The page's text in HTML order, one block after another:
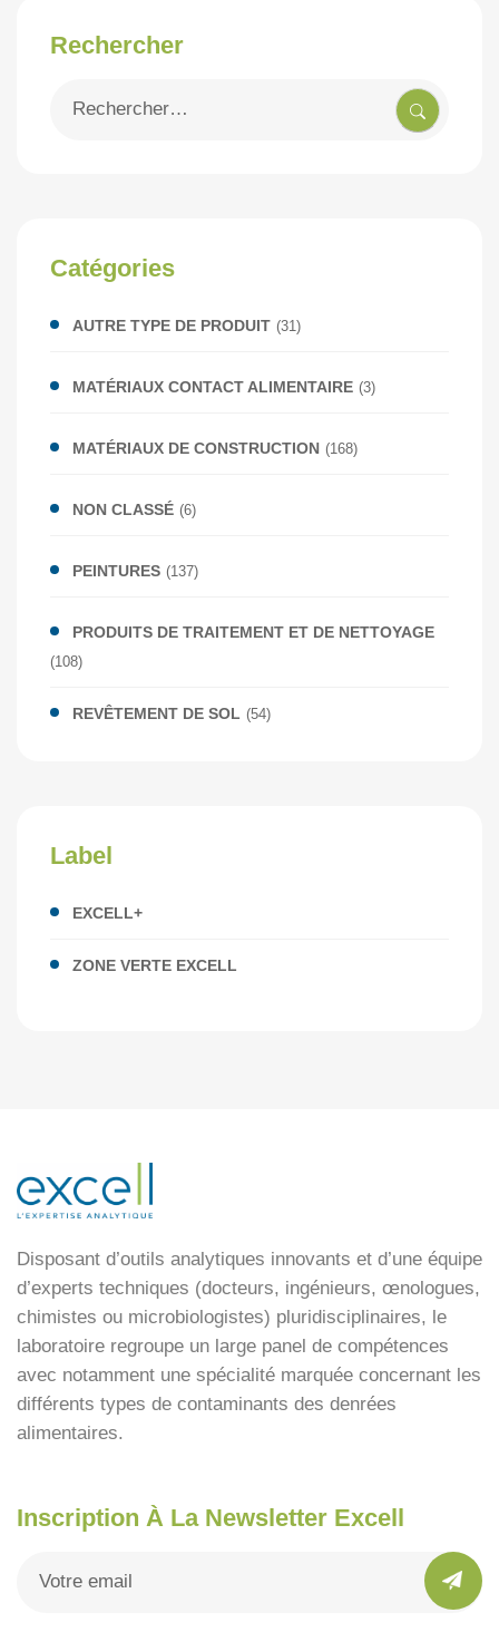
Rechercher
Catégories
AUTRE TYPE DE PRODUIT (31)
MATÉRIAUX CONTACT ALIMENTAIRE (3)
MATÉRIAUX DE CONSTRUCTION (168)
NON CLASSÉ (6)
PEINTURES (137)
PRODUITS DE TRAITEMENT ET DE NETTOYAGE
(108)
REVÊTEMENT DE SOL (54)
Label
EXCELL+
ZONE VERTE EXCELL
Disposant d’outils analytiques innovants et d’une équipe
d’experts techniques (docteurs, ingénieurs, œnologues,
chimistes ou microbiologistes) pluridisciplinaires, le
laboratoire regroupe un large panel de compétences
avec notamment une spécialité marquée concernant les
différents types de contaminants des denrées
alimentaires.
Inscription À La Newsletter Excell